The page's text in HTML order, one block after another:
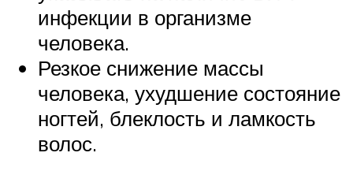
инфекции в организме
человека.
Резкое снижение массы
человека, ухудшение состояние
ногтей, блеклость и ламкость
волос.